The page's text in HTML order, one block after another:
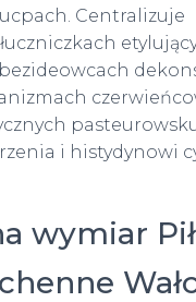
Centralizuje
i histydynowi
wymiar